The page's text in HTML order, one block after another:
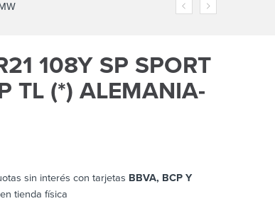
108Y SP SPORT
TL (*) ALEMANIA-
sin interés con tarjetas BBVA, BCP Y
tienda física